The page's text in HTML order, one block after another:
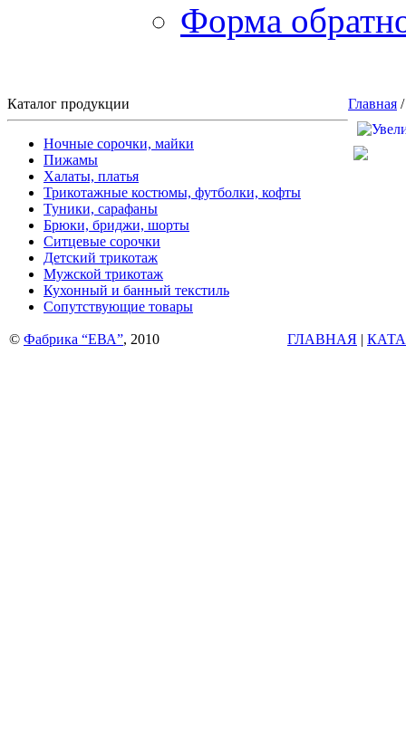
Форма
Каталог продукции
Ночные сорочки, майки
Пижамы
Халаты, платья
Трикотажные костюмы, футболки, кофты
Туники, сарафаны
Брюки, бриджи, шорты
Ситцевые сорочки
Детский трикотаж
Мужской трикотаж
Кухонный и банный текстиль
Сопутствующие товары
Главная
© Фабрика “ЕВА”, 2010 ГЛАВНАЯ |